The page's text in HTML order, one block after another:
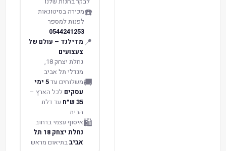
☎️מכירה בסיטונאות
לפנות למספר
0544241253
📍 מדילנד – עולם של
צעצועים
נחלת יצחק 18,
מגדלי תל אביב
🚚משלוחים עד 5 ימי
עסקים לכל הארץ –
35 ש״ח
עד דלת
הבית
🛍️איסוף עצמי ברחוב
נחלת יצחק 18 תל
אביבבתיאום מראש